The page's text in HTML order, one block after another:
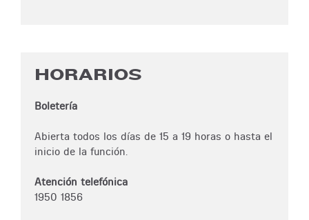
HORARIOS
Boletería
Abierta todos los días de 15 a 19 horas o hasta el
inicio de la función.
Atención telefónica
1950 1856